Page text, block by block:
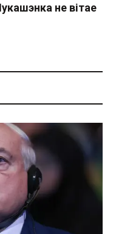
не вітае